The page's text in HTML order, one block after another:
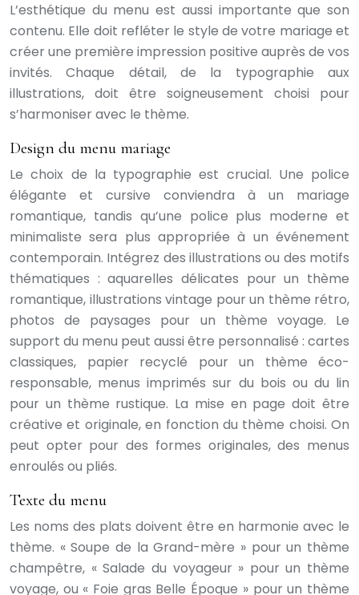
L’esthétique du menu est aussi importante que son
contenu. Elle doit refléter le style de votre mariage et
créer une première impression positive auprès de vos
invités. Chaque détail, de la typographie aux
illustrations, doit être soigneusement choisi pour
s’harmoniser avec le thème.
Design du menu mariage
Le choix de la typographie est crucial. Une police
élégante et cursive conviendra à un mariage
romantique, tandis qu’une police plus moderne et
minimaliste sera plus appropriée à un événement
contemporain. Intégrez des illustrations ou des motifs
thématiques : aquarelles délicates pour un thème
romantique, illustrations vintage pour un thème rétro,
photos de paysages pour un thème voyage. Le
support du menu peut aussi être personnalisé : cartes
classiques, papier recyclé pour un thème éco-
responsable, menus imprimés sur du bois ou du lin
pour un thème rustique. La mise en page doit être
créative et originale, en fonction du thème choisi. On
peut opter pour des formes originales, des menus
enroulés ou pliés.
Texte du menu
Les noms des plats doivent être en harmonie avec le
thème. « Soupe de la Grand-mère » pour un thème
champêtre, « Salade du voyageur » pour un thème
voyage, ou « Foie gras Belle Époque » pour un thème